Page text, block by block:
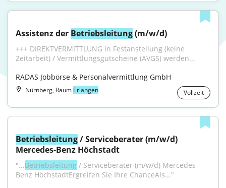
Assistenz der Betriebsleitung (m/w/d)
+++ DIREKTVERMITTLUNG in Festanstellung (keine
Zeitarbeit) / Vermittlungsgutscheine (AVGS) werden...
RADAS Jobbörse & Personalvermittlung GmbH
Nürnberg, Raum Erlangen Vollzeit
Betriebsleitung / Serviceberater (m/w/d)
Mercedes-Benz Höchstadt
"...Betriebsleitung / Serviceberater (m/w/d) Mercedes-
Benz HöchstadtErgreifen Sie Ihre ChanceAls..."